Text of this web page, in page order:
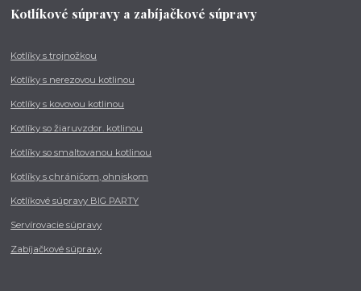
Kotlíkové súpravy a zabíjačkové súpravy
Kotlíky s trojnožkou
Kotlíky s nerezovou kotlinou
Kotlíky s kovovou kotlinou
Kotlíky so žiaruvzdor. kotlinou
Kotlíky so smaltovanou kotlinou
Kotlíky s chráničom, ohniskom
Kotlíkové súpravy BIG PARTY
Servírovacie súpravy
Zabíjačkové súpravy